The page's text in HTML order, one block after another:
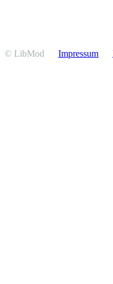
© LibMod Impressum